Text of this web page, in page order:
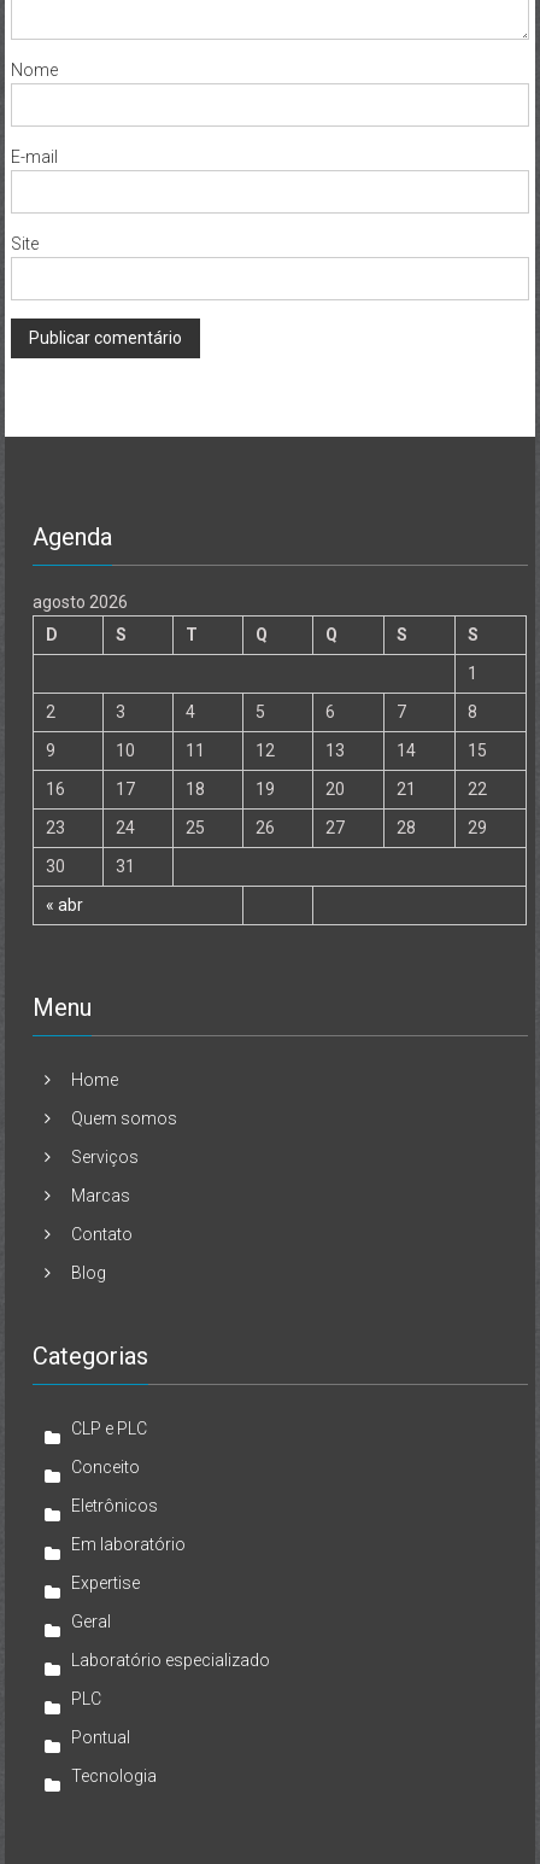
Nome
E-mail
Site
Agenda
agosto 2026
D
S T Q Q S S
« abr
1
2
3 4 5 6 7
8
9
10 11 12 13 14
15
16
17 18 19 20 21
22
23
24 25 26 27 28
29
30
31
Menu
Home
Quem somos
Serviços
Marcas
Contato
Blog
Categorias
CLP e PLC
Conceito
Eletrônicos
Em laboratório
Expertise
Geral
Laboratório especializado
PLC
Pontual
Tecnologia